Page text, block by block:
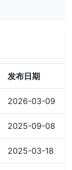
发布日期
2026-03-09
2025-09-08
2025-03-18